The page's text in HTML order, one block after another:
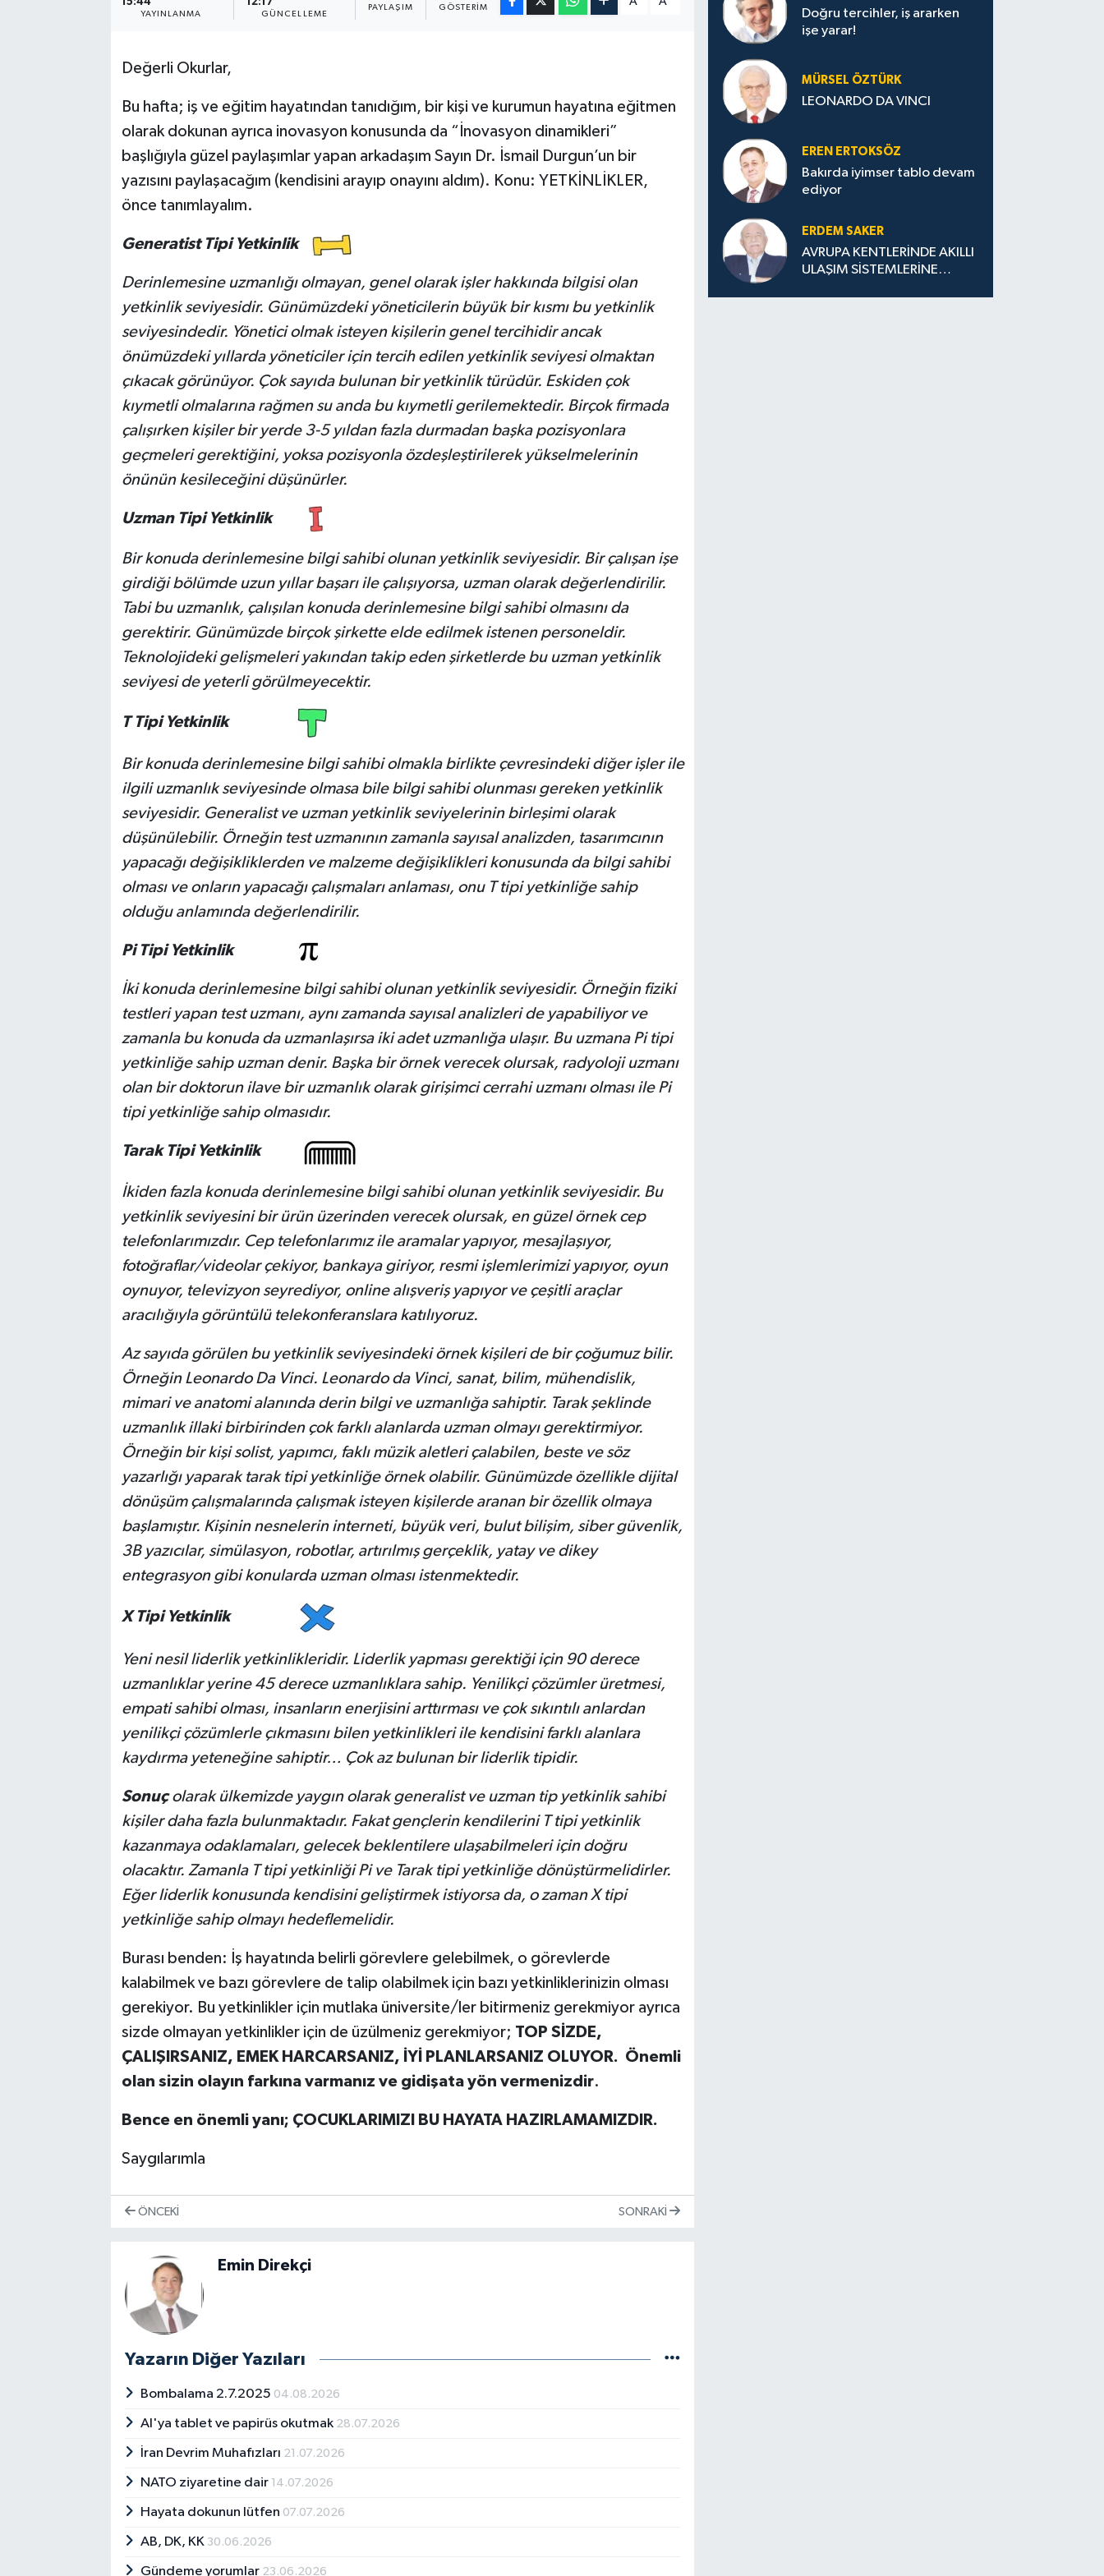
15:44
YAYINLANMA
12:17
GÜNCELLEME
PAYLAŞIM GÖSTERIM
Değerli Okurlar,
Bu hafta; iş ve eğitim hayatından tanıdığım, bir kişi ve kurumun hayatına eğitmen
olarak dokunan ayrıca inovasyon konusunda da “İnovasyon dinamikleri”
başlığıyla güzel paylaşımlar yapan arkadaşım Sayın Dr. İsmail Durgun’un bir
yazısını paylaşacağım (kendisini arayıp onayını aldım). Konu: YETKİNLİKLER,
önce tanımlayalım.
Generatist Tipi Yetkinlik
Derinlemesine uzmanlığı olmayan, genel olarak işler hakkında bilgisi olan
yetkinlik seviyesidir. Günümüzdeki yöneticilerin büyük bir kısmı bu yetkinlik
seviyesindedir. Yönetici olmak isteyen kişilerin genel tercihidir ancak
önümüzdeki yıllarda yöneticiler için tercih edilen yetkinlik seviyesi olmaktan
çıkacak görünüyor. Çok sayıda bulunan bir yetkinlik türüdür. Eskiden çok
kıymetli olmalarına rağmen su anda bu kıymetli gerilemektedir. Birçok firmada
çalışırken kişiler bir yerde 3-5 yıldan fazla durmadan başka pozisyonlara
geçmeleri gerektiğini, yoksa pozisyonla özdeşleştirilerek yükselmelerinin
önünün kesileceğini düşünürler.
Uzman Tipi Yetkinlik
Bir konuda derinlemesine bilgi sahibi olunan yetkinlik seviyesidir. Bir çalışan işe
girdiği bölümde uzun yıllar başarı ile çalışıyorsa, uzman olarak değerlendirilir.
Tabi bu uzmanlık, çalışılan konuda derinlemesine bilgi sahibi olmasını da
gerektirir. Günümüzde birçok şirkette elde edilmek istenen personeldir.
Teknolojideki gelişmeleri yakından takip eden şirketlerde bu uzman yetkinlik
seviyesi de yeterli görülmeyecektir.
T Tipi Yetkinlik
Bir konuda derinlemesine bilgi sahibi olmakla birlikte çevresindeki diğer işler ile
ilgili uzmanlık seviyesinde olmasa bile bilgi sahibi olunması gereken yetkinlik
seviyesidir. Generalist ve uzman yetkinlik seviyelerinin birleşimi olarak
düşünülebilir. Örneğin test uzmanının zamanla sayısal analizden, tasarımcının
yapacağı değişikliklerden ve malzeme değişiklikleri konusunda da bilgi sahibi
olması ve onların yapacağı çalışmaları anlaması, onu T tipi yetkinliğe sahip
olduğu anlamında değerlendirilir.
Pi Tipi Yetkinlik
İki konuda derinlemesine bilgi sahibi olunan yetkinlik seviyesidir. Örneğin fiziki
testleri yapan test uzmanı, aynı zamanda sayısal analizleri de yapabiliyor ve
zamanla bu konuda da uzmanlaşırsa iki adet uzmanlığa ulaşır. Bu uzmana Pi tipi
yetkinliğe sahip uzman denir. Başka bir örnek verecek olursak, radyoloji uzmanı
olan bir doktorun ilave bir uzmanlık olarak girişimci cerrahi uzmanı olması ile Pi
tipi yetkinliğe sahip olmasıdır.
Tarak Tipi Yetkinlik
İkiden fazla konuda derinlemesine bilgi sahibi olunan yetkinlik seviyesidir. Bu
yetkinlik seviyesini bir ürün üzerinden verecek olursak, en güzel örnek cep
telefonlarımızdır. Cep telefonlarımız ile aramalar yapıyor, mesajlaşıyor,
fotoğraflar/videolar çekiyor, bankaya giriyor, resmi işlemlerimizi yapıyor, oyun
oynuyor, televizyon seyrediyor, online alışveriş yapıyor ve çeşitli araçlar
aracılığıyla görüntülü telekonferanslara katılıyoruz.
Az sayıda görülen bu yetkinlik seviyesindeki örnek kişileri de bir çoğumuz bilir.
Örneğin Leonardo Da Vinci. Leonardo da Vinci, sanat, bilim, mühendislik,
mimari ve anatomi alanında derin bilgi ve uzmanlığa sahiptir. Tarak şeklinde
uzmanlık illaki birbirinden çok farklı alanlarda uzman olmayı gerektirmiyor.
Örneğin bir kişi solist, yapımcı, faklı müzik aletleri çalabilen, beste ve söz
yazarlığı yaparak tarak tipi yetkinliğe örnek olabilir. Günümüzde özellikle dijital
dönüşüm çalışmalarında çalışmak isteyen kişilerde aranan bir özellik olmaya
başlamıştır. Kişinin nesnelerin interneti, büyük veri, bulut bilişim, siber güvenlik,
3B yazıcılar, simülasyon, robotlar, artırılmış gerçeklik, yatay ve dikey
entegrasyon gibi konularda uzman olması istenmektedir.
X Tipi Yetkinlik
Yeni nesil liderlik yetkinlikleridir. Liderlik yapması gerektiği için 90 derece
uzmanlıklar yerine 45 derece uzmanlıklara sahip. Yenilikçi çözümler üretmesi,
empati sahibi olması, insanların enerjisini arttırması ve çok sıkıntılı anlardan
yenilikçi çözümlerle çıkmasını bilen yetkinlikleri ile kendisini farklı alanlara
kaydırma yeteneğine sahiptir… Çok az bulunan bir liderlik tipidir.
Sonuçolarak ülkemizde yaygın olarak generalist ve uzman tip yetkinlik sahibi
kişiler daha fazla bulunmaktadır. Fakat gençlerin kendilerini T tipi yetkinlik
kazanmaya odaklamaları, gelecek beklentilere ulaşabilmeleri için doğru
olacaktır. Zamanla T tipi yetkinliği Pi ve Tarak tipi yetkinliğe dönüştürmelidirler.
Eğer liderlik konusunda kendisini geliştirmek istiyorsa da, o zaman X tipi
yetkinliğe sahip olmayı hedeflemelidir.
Burası benden: İş hayatında belirli görevlere gelebilmek, o görevlerde
kalabilmek ve bazı görevlere de talip olabilmek için bazı yetkinliklerinizin olması
gerekiyor. Bu yetkinlikler için mutlaka üniversite/ler bitirmeniz gerekmiyor ayrıca
sizde olmayan yetkinlikler için de üzülmeniz gerekmiyor; TOP SİZDE,
ÇALIŞIRSANIZ, EMEK HARCARSANIZ, İYİ PLANLARSANIZ OLUYOR. Önemli
olan sizin olayın farkına varmanız ve gidişata yön vermenizdir.
Bence en önemli yanı; ÇOCUKLARIMIZI BU HAYATA HAZIRLAMAMIZDIR.
Saygılarımla
ÖNCEKI SONRAKI
Emin Direkçi
Yazarın Diğer Yazıları
Bombalama 2.7.2025 04.08.2026
AI'ya tablet ve papirüs okutmak 28.07.2026
İran Devrim Muhafızları 21.07.2026
NATO ziyaretine dair 14.07.2026
Hayata dokunun lütfen 07.07.2026
AB, DK, KK 30.06.2026
Gündeme yorumlar 23.06.2026
Doğru tercihler, iş ararken
işe yarar!
MÜRSEL ÖZTÜRK
LEONARDO DA VINCI
EREN ERTOKSÖZ
Bakırda iyimser tablo devam
ediyor
ERDEM SAKER
AVRUPA KENTLERİNDE AKILLI
ULAŞIM SİSTEMLERİNE